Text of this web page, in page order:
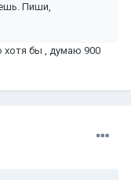
Пиши,
хотя бы , думаю 900